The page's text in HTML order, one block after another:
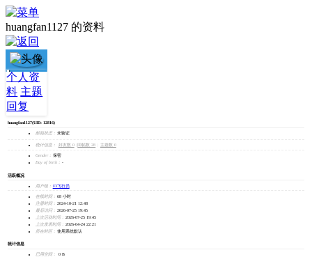
huangfan1127 的资料
huangfan1127
个人资
料 主题
回复
huangfan1127(UID: 12816)
邮箱状态： 未验证
统计信息： 好友数 0 回帖数 28 主题数 0
Gender： 保密
Day of birth： -
活跃概况
用户组： F3飞行员
在线时间： 68 小时
注册时间： 2024-10-21 12:48
最后访问： 2026-07-25 19:45
上次活动时间： 2026-07-25 19:45
上次发表时间： 2026-04-24 22:21
所在时区： 使用系统默认
统计信息
已用空间：
0 B